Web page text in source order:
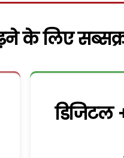
के लिए
डिजिटल